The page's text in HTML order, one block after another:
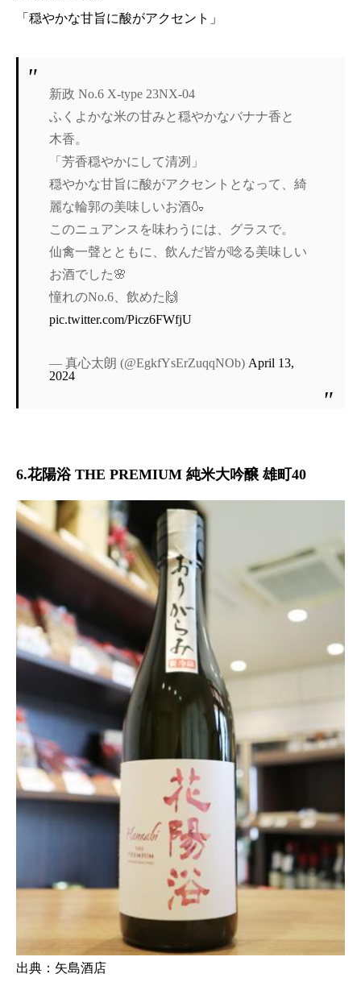
「穏やかな甘旨に酸がアクセント」
新政 No.6 X-type 23NX-04
ふくよかな米の甘みと穏やかなバナナ香と
木香。
「芳香穏やかにして清冽」
穏やかな甘旨に酸がアクセントとなって、綺
麗な輪郭の美味しいお酒🍶
このニュアンスを味わうには、グラスで。
仙禽一聲とともに、飲んだ皆が唸る美味しい
お酒でした🌸
憧れのNo.6、飲めた🙌
pic.twitter.com/Picz6FWfjU
— 真心太朗 (@EgkfYsErZuqqNOb) April 13,
2024
6.花陽浴 THE PREMIUM 純米大吟醸 雄町40
出典： 矢島酒店